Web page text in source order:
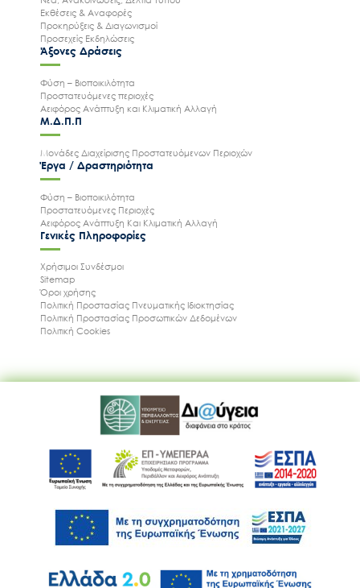
Εκθέσεις & Αναφορές
Προκηρύξεις & Διαγωνισμοί
Προσεχείς Εκδηλώσεις
Άξονες Δράσεις
Φύση – Βιοποικιλότητα
Προστατευόμενες περιοχές
Αειφόρος Ανάπτυξη και Κλιματική Αλλαγή
Μ.Δ.Π.Π
Μονάδες Διαχείρισης Προστατευόμενων Περιοχών
Έργα / Δραστηριότητα
Φύση – Βιοποικιλότητα
Προστατευόμενες Περιοχές
Αειφόρος Ανάπτυξη Και Κλιματική Αλλαγή
Γενικές Πληροφορίες
Χρήσιμοι Συνδέσμοι
Sitemap
Όροι χρήσης
Πολιτική Προστασίας Πνευματικής Ιδιοκτησίας
Πολιτική Προστασίας Προσωπικών Δεδομένων
Πολιτική Cookies